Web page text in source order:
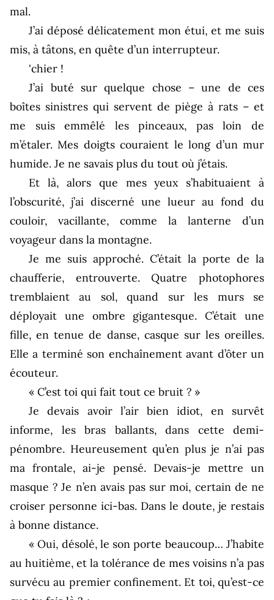
mal.
J’ai déposé délicatement mon étui, et me suis
mis, à tâtons, en quête d’un interrupteur.
'chier !
J’ai buté sur quelque chose – une de ces
boîtes sinistres qui servent de piège à rats – et
me suis emmêlé les pinceaux, pas loin de
m’étaler. Mes doigts couraient le long d’un mur
humide. Je ne savais plus du tout où j’étais.
Et là, alors que mes yeux s’habituaient à
l’obscurité, j’ai discerné une lueur au fond du
couloir, vacillante, comme la lanterne d’un
voyageur dans la montagne.
Je me suis approché. C’était la porte de la
chaufferie, entrouverte. Quatre photophores
tremblaient au sol, quand sur les murs se
déployait une ombre gigantesque. C’était une
fille, en tenue de danse, casque sur les oreilles.
Elle a terminé son enchaînement avant d’ôter un
écouteur.
« C’est toi qui fait tout ce bruit ? »
Je devais avoir l’air bien idiot, en survêt
informe, les bras ballants, dans cette demi-
pénombre. Heureusement qu’en plus je n’ai pas
ma frontale, ai-je pensé. Devais-je mettre un
masque ? Je n’en avais pas sur moi, certain de ne
croiser personne ici-bas. Dans le doute, je restais
à bonne distance.
« Oui, désolé, le son porte beaucoup… J’habite
au huitième, et la tolérance de mes voisins n’a pas
survécu au premier confinement. Et toi, qu’est-ce